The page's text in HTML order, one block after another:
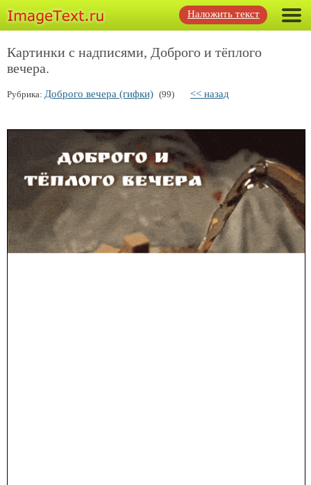
Наложить текст
Картинки с надписями, Доброго и тёплого
вечера.
Рубрика: Доброго вечера (гифки) (99) << назад